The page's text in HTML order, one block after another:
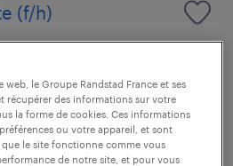
(f/h)
web, le Groupe Randstad France et ses
récupérer des informations sur votre
la forme de cookies. Ces informations
ou votre appareil, et sont
le site fonctionne comme vous
de notre site, et pour vous